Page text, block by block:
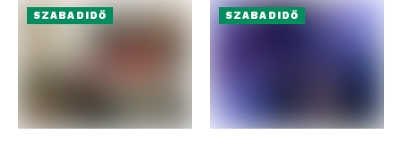
SZABADIDŐ SZABADIDŐ